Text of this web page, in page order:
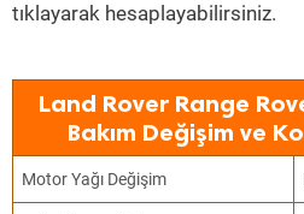
tıklayarak hesaplayabilirsiniz.
Land Rover Range
Bakım Değişim ve
Motor Yağı Değişim